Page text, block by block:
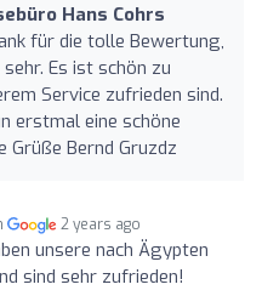
Hans Cohrs
für die tolle Bewertung,
Es ist schön zu
Service zufrieden sind.
erstmal eine schöne
Grüße Bernd Gruzdz
2 years ago
unsere nach Ägypten
sind sehr zufrieden!